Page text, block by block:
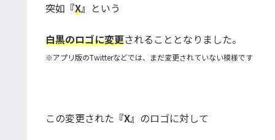
突如 『X』 という
白黒のロゴに変更されることとなりました。
※アプリ版のTwitterなどでは、まだ変更されていない模様です
この変更された 『X』 のロゴに対して